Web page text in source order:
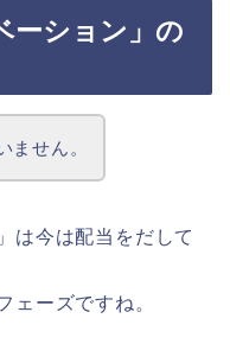
ーション」の
ません。
は今は配当をだして
ェーズですね。